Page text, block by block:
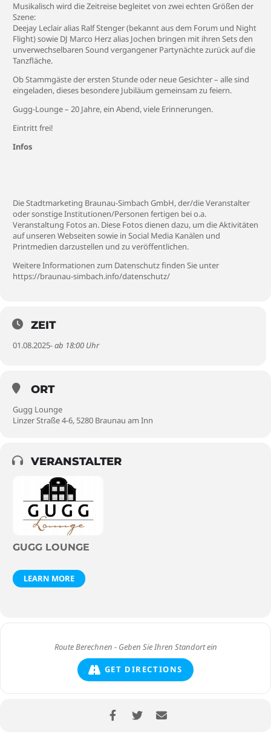
Musikalisch wird die Zeitreise begleitet von zwei echten Größen der
Szene:
Deejay Leclair alias Ralf Stenger (bekannt aus dem Forum und Night
Flight) sowie DJ Marco Herz alias Jochen bringen mit ihren Sets den
unverwechselbaren Sound vergangener Partynächte zurück auf die
Tanzfläche.
Ob Stammgäste der ersten Stunde oder neue Gesichter – alle sind
eingeladen, dieses besondere Jubiläum gemeinsam zu feiern.
Gugg-Lounge – 20 Jahre, ein Abend, viele Erinnerungen.
Eintritt frei!
Infos
Die Stadtmarketing Braunau-Simbach GmbH, der/die Veranstalter
oder sonstige Institutionen/Personen fertigen bei o.a.
Veranstaltung Fotos an. Diese Fotos dienen dazu, um die Aktivitäten
auf unseren Webseiten sowie in Social Media Kanälen und
Printmedien darzustellen und zu veröffentlichen.
Weitere Informationen zum Datenschutz finden Sie unter
https://braunau-simbach.info/datenschutz/
ZEIT
01.08.2025- ab 18:00 Uhr
ORT
Gugg Lounge
Linzer Straße 4-6, 5280 Braunau am Inn
VERANSTALTER
GUGG LOUNGE
LEARN MORE
GET DIRECTIONS